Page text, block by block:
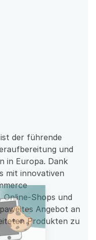
ist der führende
und
in Europa. Dank
mit innovativen
Online-Shops und
Angebot an
Produkten zu